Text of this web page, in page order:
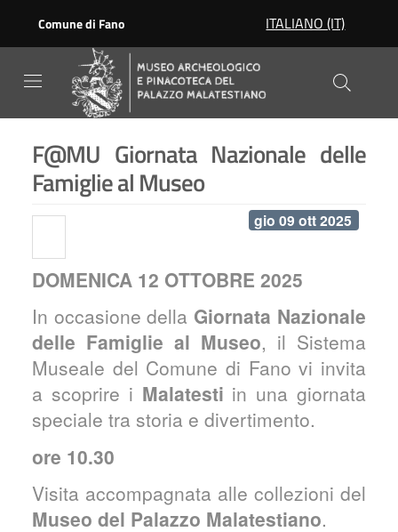
Comune di Fano ITALIANO (IT)
F@MU Giornata Nazionale delle
Famiglie al Museo
gio 09 ott 2025
DOMENICA 12 OTTOBRE 2025
​In occasione della Giornata Nazionale
delle Famiglie al Museo, il Sistema
Museale del Comune di Fano vi invita
a scoprire i Malatesti in una giornata
speciale tra storia e divertimento.
ore 10.30
Visita accompagnata alle collezioni del
Museo del Palazzo Malatestiano.